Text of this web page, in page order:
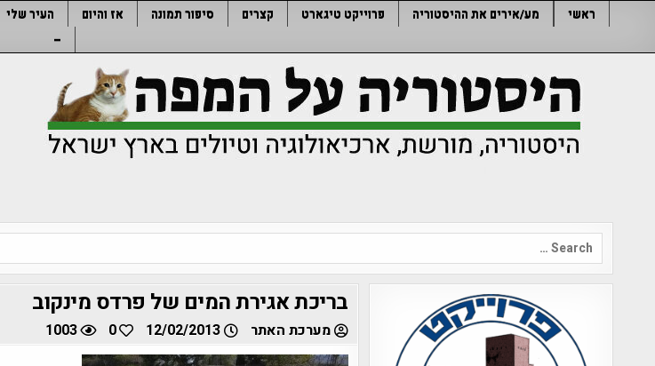
ראשי מע/אירים את ההיסטוריה פרוייקט טיגארט קצרים סיפור תמונה אז והיום העיר שלי
–
Search
for:
בריכת אגירת המים של פרדס מינקוב
מערכת האתר 12/02/2013
0
1003